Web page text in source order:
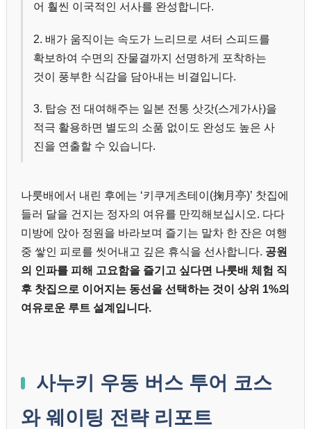
어 훨씬 이국적인 서사를 완성합니다.
2. 배가 움직이는 속도가 느리므로 셔터 스피드를
확보하여 수면의 잔물결까지 선명하게 포착하는
것이 풍부한 식감을 담아내는 비결입니다.
3. 탑승 전 대여해주는 일본 전통 삿갓(스게가사)을
적극 활용하면 별도의 소품 없이도 완성도 높은 사
진을 연출할 수 있습니다.
나룻배에서 내린 후에는 ‘키쿠게츠테이(掬月亭)’ 찻집에
들러 달을 건지는 정자의 여유를 만끽해보십시오. 다다
미방에 앉아 정원을 바라보며 즐기는 말차 한 잔은 여행
중 쌓인 피로를 씻어내고 깊은 휴식을 선사합니다. 공원
의 인파를 피해 고요함을 즐기고 싶다면 나룻배 체험 직
후 찻집으로 이어지는 동선을 선택하는 것이 상위 1%의
여유로운 루트 설계입니다.
사누키 우동 버스 투어 코스
와 웨이팅 전략 리포트